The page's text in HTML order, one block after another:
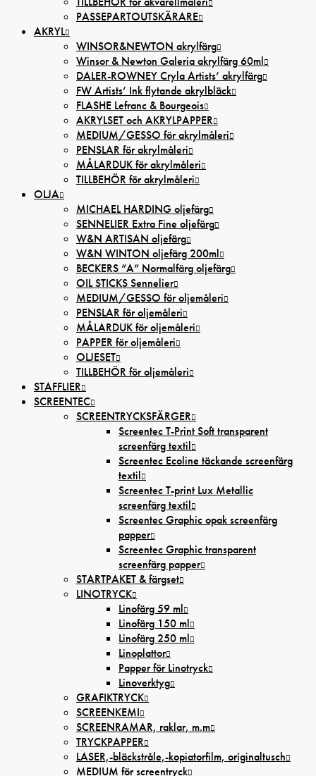
PASSEPARTOUTSKÄRARE
AKRYL
WINSOR&NEWTON akrylfärg
Winsor & Newton Galeria akrylfärg 60ml
DALER-ROWNEY Cryla Artists’ akrylfärg
FW Artists’ Ink flytande akrylbläck
FLASHE Lefranc & Bourgeois
AKRYLSET och AKRYLPAPPER
MEDIUM/GESSO för akrylmåleri
PENSLAR för akrylmåleri
MÅLARDUK för akrylmåleri
TILLBEHÖR för akrylmåleri
OLJA
MICHAEL HARDING oljefärg
SENNELIER Extra Fine oljefärg
W&N ARTISAN oljefärg
W&N WINTON oljefärg 200ml
BECKERS ”A” Normalfärg oljefärg
OIL STICKS Sennelier
MEDIUM/GESSO för oljemåleri
PENSLAR för oljemåleri
MÅLARDUK för oljemåleri
PAPPER för oljemåleri
OLJESET
TILLBEHÖR för oljemåleri
STAFFLIER
SCREENTEC
SCREENTRYCKSFÄRGER
Screentec T-Print Soft transparent
screenfärg textil
Screentec Ecoline täckande screenfärg
textil
Screentec T-print Lux Metallic
screenfärg textil
Screentec Graphic opak screenfärg
papper
Screentec Graphic transparent
screenfärg papper
STARTPAKET & färgset
LINOTRYCK
Linofärg 59 ml
Linofärg 150 ml
Linofärg 250 ml
Linoplattor
Papper för Linotryck
Linoverktyg
GRAFIKTRYCK
SCREENKEMI
SCREENRAMAR, raklar, m.m
TRYCKPAPPER
LASER,-bläckstråle,-kopiatorfilm, oríginaltusch
MEDIUM för screentryck